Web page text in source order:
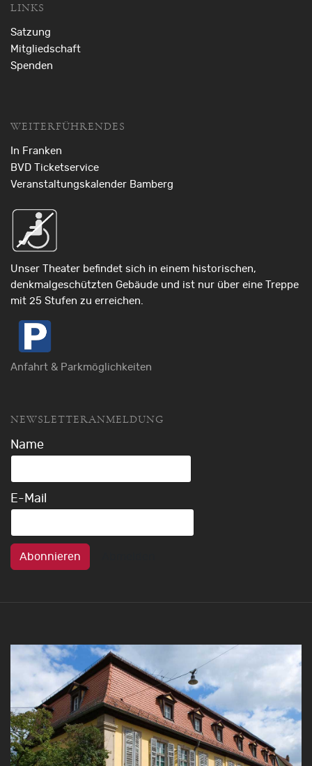
LINKS
Satzung
Mitgliedschaft
Spenden
WEITERFÜHRENDES
In Franken
BVD Ticketservice
Veranstaltungskalender Bamberg
Unser Theater befindet sich in einem historischen,
denkmalgeschützten Gebäude und ist nur über eine Treppe
mit 25 Stufen zu erreichen.
Anfahrt & Parkmöglichkeiten
NEWSLETTERANMELDUNG
Name
E-Mail
Abonnieren